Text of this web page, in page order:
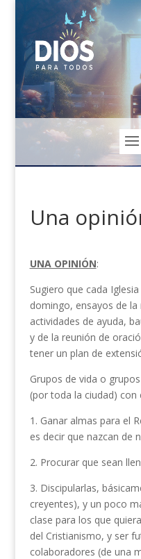
Una
UNA OPINIÓN:
Sugiero que cada
domingo, ensayos de
actividades de ayuda,
y de la reunión de
tener un plan de
Grupos de vida o
(por toda la ciudad) con
1. Ganar almas para el
es decir que nazcan de
2. Procurar que sean
3. Discipularlas,
creyentes), y un poco
clase para los que
del Cristianismo, y ser
colaboradores (de una